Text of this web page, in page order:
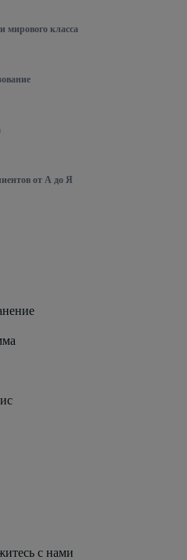
мирового класса
от А до Я
с нами